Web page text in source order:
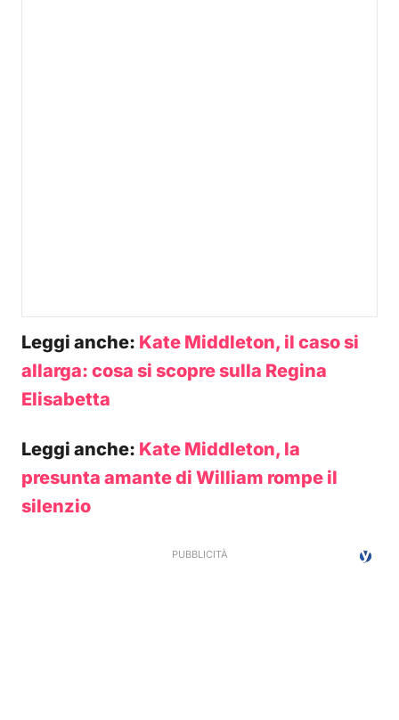
Leggi anche: Kate Middleton, il caso si
allarga: cosa si scopre sulla Regina
Elisabetta
Leggi anche: Kate Middleton, la
presunta amante di William rompe il
silenzio